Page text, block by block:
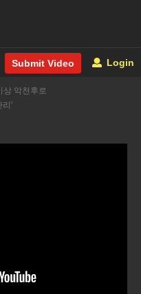
Submit Video Login
상 악천후로
리'